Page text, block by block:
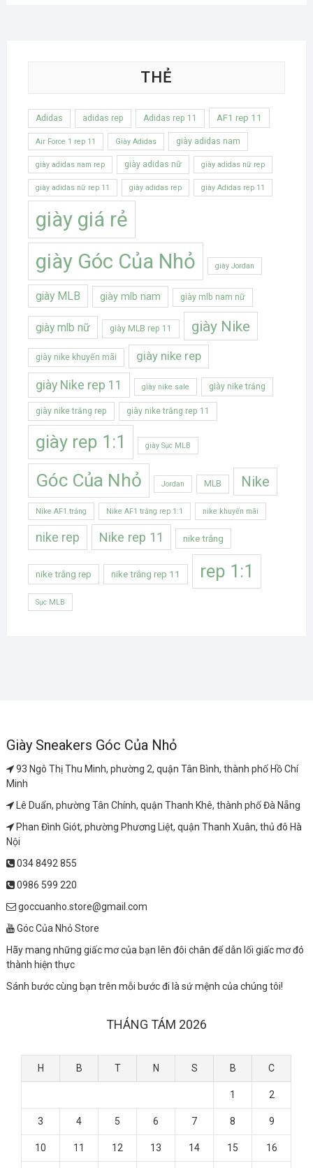
THẺ
Adidas adidas rep Adidas rep 11 AF1 rep 11
Air Force 1 rep 11 Giày Adidas giày adidas nam
giày adidas nam rep giày adidas nữ giày adidas nữ rep
giày adidas nữ rep 11 giày adidas rep giày Adidas rep 11
giày giá rẻ
giày Góc Của Nhỏ
giày Jordan
giày MLB giày mlb nam giày mlb nam nữ
giày mlb nữ giày MLB rep 11 giày Nike
giày nike khuyến mãi giày nike rep
giày Nike rep 11 giày nike sale giày nike trắng
giày nike trắng rep giày nike trắng rep 11
giày rep 1:1 giày Sục MLB
Góc Của Nhỏ Jordan MLB Nike
Nike AF1 trắng Nike AF1 trắng rep 1:1 nike khuyến mãi
nike rep Nike rep 11 nike trắng
nike trắng rep nike trắng rep 11 rep 1:1
Sục MLB
Giày Sneakers Góc Của Nhỏ
93 Ngô Thị Thu Minh, phường 2, quận Tân Bình, thành phố Hồ Chí
Minh
Lê Duẩn, phường Tân Chính, quận Thanh Khê, thành phố Đà Nẵng
Phan Đình Giót, phường Phương Liệt, quận Thanh Xuân, thủ đô Hà
Nội
034 8492 855
0986 599 220
goccuanho.store@gmail.com
Góc Của Nhỏ Store
Hãy mang những giấc mơ của bạn lên đôi chân để dẫn lối giấc mơ đó
thành hiện thực
Sánh bước cùng bạn trên mỗi bước đi là sứ mệnh của chúng tôi!
THÁNG TÁM 2026
H B T N S B C
1 2
3 4 5 6 7 8 9
10 11 12 13 14 15 16